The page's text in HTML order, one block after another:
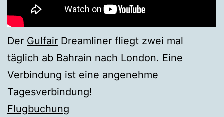
Der Gulfair Dreamliner fliegt zwei mal
täglich ab Bahrain nach London. Eine
Verbindung ist eine angenehme
Tagesverbindung!
Flugbuchung